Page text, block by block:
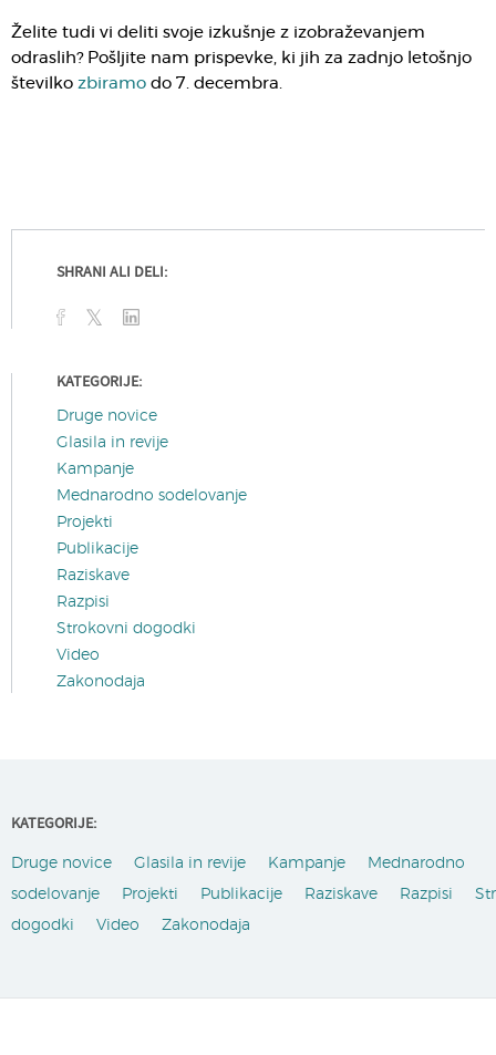
Želite tudi vi deliti svoje izkušnje z izobraževanjem
odraslih? Pošljite nam prispevke, ki jih za zadnjo letošnjo
številko zbiramo do 7. decembra.
SHRANI ALI DELI:
KATEGORIJE:
Druge novice
Glasila in revije
Kampanje
Mednarodno sodelovanje
Projekti
Publikacije
Raziskave
Razpisi
Strokovni dogodki
Video
Zakonodaja
KATEGORIJE:
Druge novice Glasila in revije Kampanje
Mednarodno
sodelovanje
Projekti Publikacije Raziskave Razpisi
dogodki
Video Zakonodaja